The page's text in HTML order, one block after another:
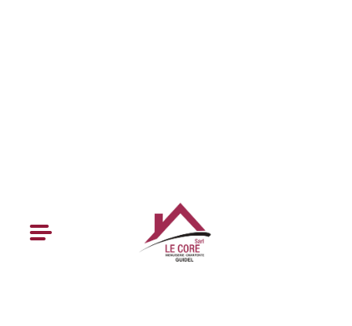
L’entreprise Le Core
Nos domaines d’expertise